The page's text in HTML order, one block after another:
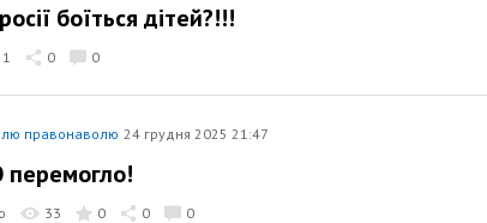
боїться дітей?!!!
1 0 0
правонаволю 24 грудня 2025 21:47
перемогло!
33 0 0 0